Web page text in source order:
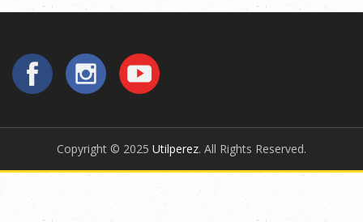
Copyright © 2025 Utilperez. All Rights Reserved.